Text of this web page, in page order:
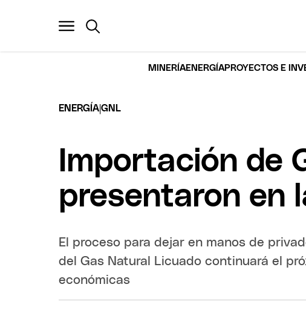
MINERÍAENERGÍAPROYECTOS E
ENERGÍA|GNL
Importación de
presentaron en
El proceso para dejar en manos de
del Gas Natural Licuado continuará el
económicas